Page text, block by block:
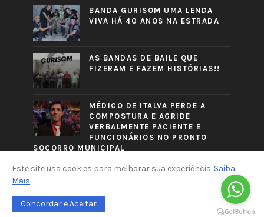
BANDA GURISOM UMA LENDA
VIVA HÁ 40 ANOS NA ESTRADA
AS BANDAS DE BAILE QUE
FIZERAM E FAZEM HISTÓRIAS!!
MÉDICO DE ITALVA PERDE A
COMPOSTURA E AGRIDE
VERBALMENTE PACIENTE E
FUNCIONÁRIOS NO PRONTO
SOCORRO MUNICIPAL
CRAFTED WITH
Este site usa cookies para melhorar sua experiência. Saiba
Mais
Concordar e Aceitar